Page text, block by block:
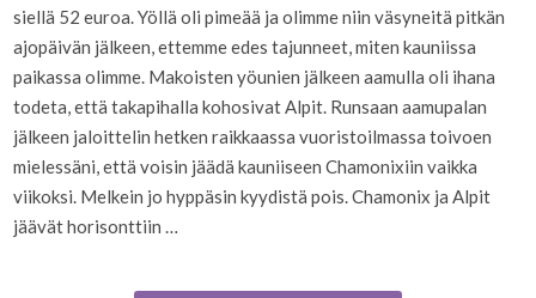
siellä 52 euroa. Yöllä oli pimeää ja olimme niin väsyneitä pitkän
ajopäivän jälkeen, ettemme edes tajunneet, miten kauniissa
paikassa olimme. Makoisten yöunien jälkeen aamulla oli ihana
todeta, että takapihalla kohosivat Alpit. Runsaan aamupalan
jälkeen jaloittelin hetken raikkaassa vuoristoilmassa toivoen
mielessäni, että voisin jäädä kauniiseen Chamonixiin vaikka
viikoksi. Melkein jo hyppäsin kyydistä pois. Chamonix ja Alpit
jäävät horisonttiin …